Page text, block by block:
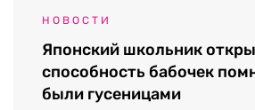
НОВОСТИ
Японский школьник
способность бабочек
были гусеницами